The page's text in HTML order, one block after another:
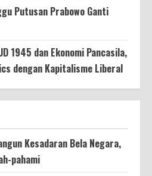
Putusan Prabowo Ganti
1945 dan Ekonomi Pancasila,
dengan Kapitalisme Liberal
Kesadaran Bela Negara,
pahami